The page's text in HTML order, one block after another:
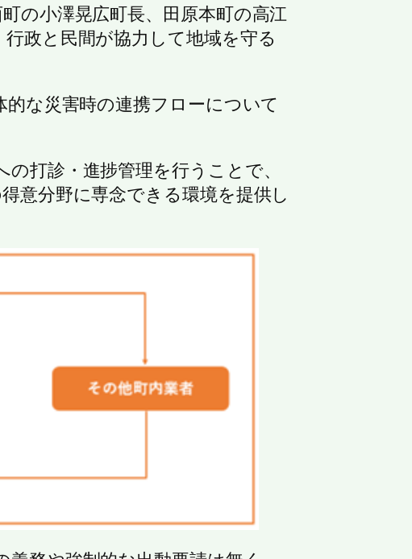
の小澤晃広町長、田原本町の高江
政と民間が協力して地域を守る
な災害時の連携フローについて
打診・進捗管理を行うことで、
意分野に専念できる環境を提供し